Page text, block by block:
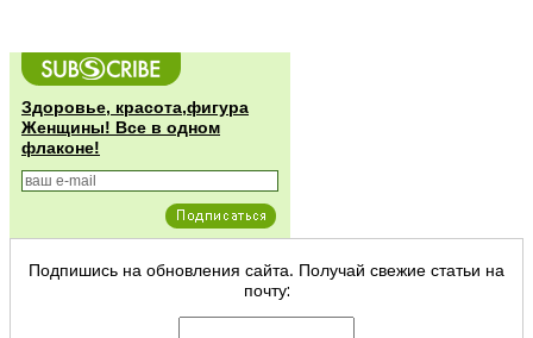
Здоровье, красота,фигура
Женщины! Все в одном
флаконе!
Подпишись на обновления сайта. Получай свежие статьи на
почту: